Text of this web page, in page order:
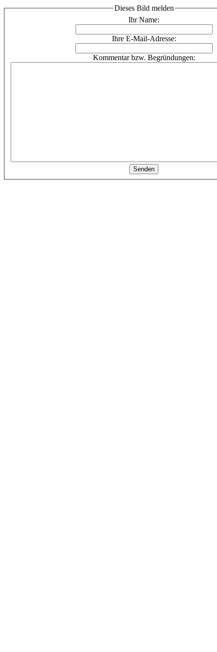
Dieses Bild melden
Ihr Name:
Ihre E-Mail-Adresse:
Kommentar bzw. Begründungen: